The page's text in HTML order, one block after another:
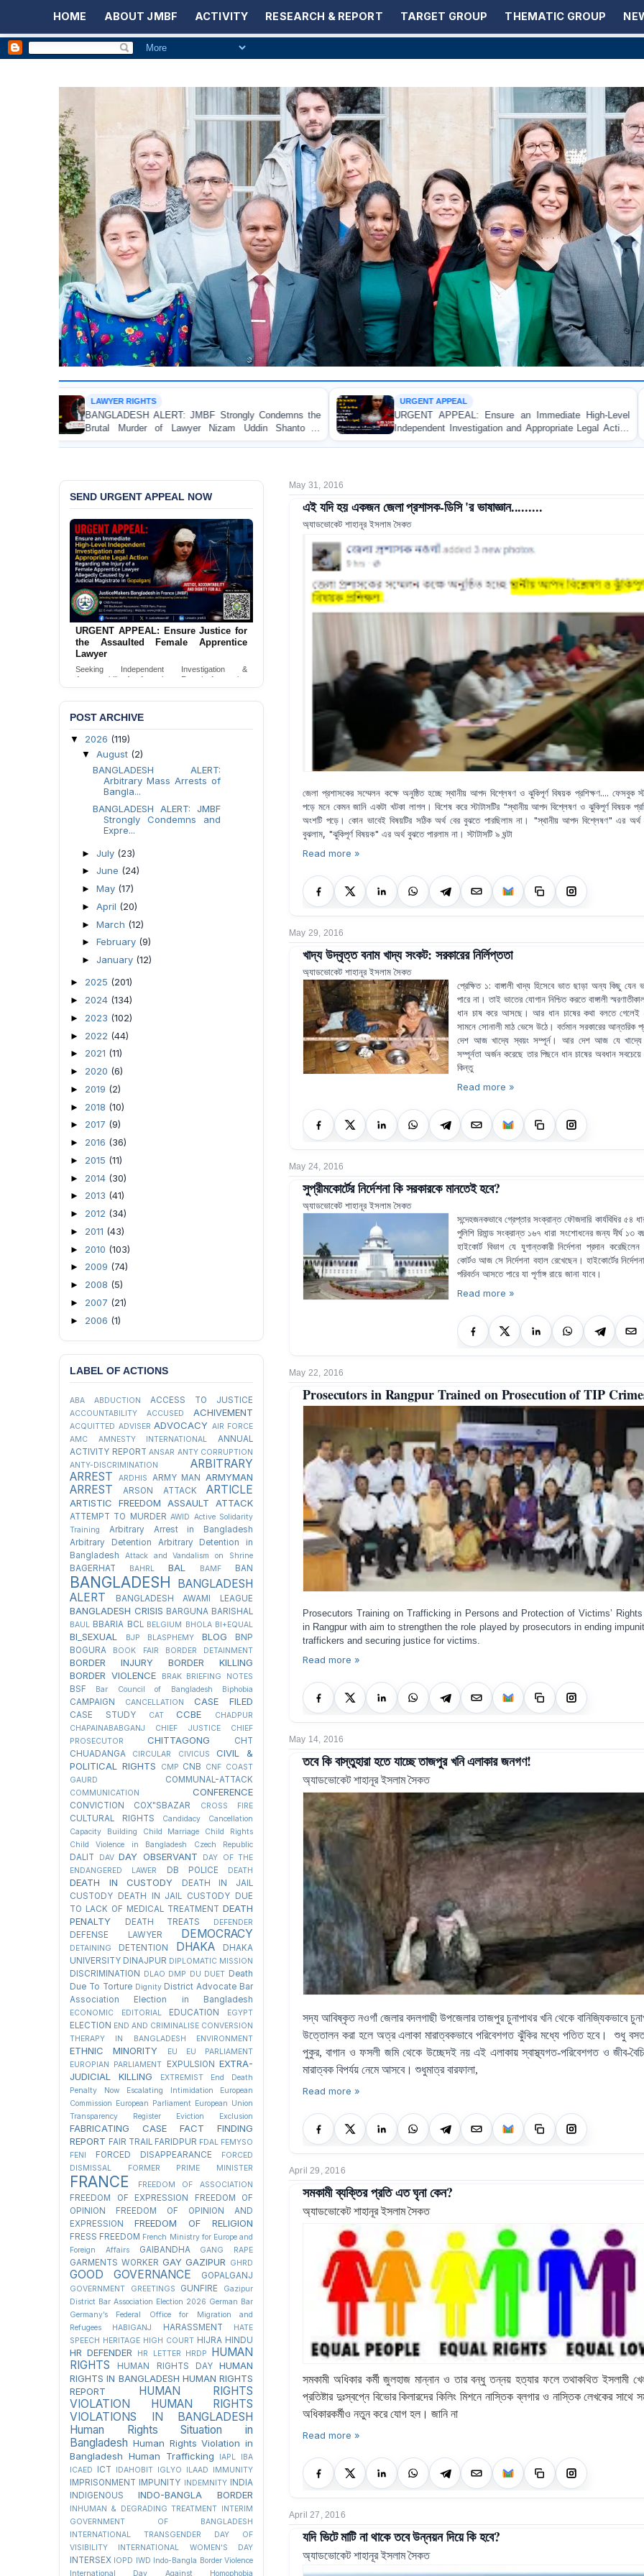
HOME ABOUT JMBF ACTIVITY RESEARCH & REPORT TARGET GROUP THEMATIC GROUP
JMBF Strongly Condemns the
Nizam Uddin Shanto in
URGENT APPEAL: Ensure an Immediate High-Level
Independent Investigation and Appropriate Legal Action
Regarding the Injury of a Female Apprentice Lawyer
URGENT APPEAL:
and Accountability for
Asad in Bogura DB Police
May 31, 2016
এই যদি হয় একজন জেলা প্রশাসক-ডিসি 'র ভাষাজ্ঞান.........
অ্যাডভোকেট শাহানূর ইসলাম সৈকত
জেলা প্রশাসকের সম্মেলন কক্ষে অনুষ্ঠিত হচ্ছে স্থানীয় আপদ বিশ্লেষণ ও ঝুকিপূর্ণ বিষয়ক প্রশিক্ষণ.... ফেসবুক
পড়ে মনে কেমন জানি একটা খটকা লাগল। বিশেষ করে স্টাটাসটির "স্থানীয় আপদ বিশ্লেষণ ও ঝুকিপূর্ণ বিষয়ক
অংশটি পড়ে। কোন ভাবেই বিষয়টির সঠিক অর্থ বের বুঝতে পারছিলাম না। "স্থানীয় আপদ বিশ্লেষণ" এর অর্থ
বুঝলাম, "ঝুকিপূর্ণ বিষয়ক" এর অর্থ বুঝতে পারলাম না। স্টাটাসটি ৯ ঘন্টা
Read more »
May 29, 2016
খাদ্য উদ্বৃত্ত বনাম খাদ্য সংকট: সরকারের নির্লিপ্ততা
অ্যাডভোকেট শাহানূর ইসলাম সৈকত
প্রেক্ষিত ১: বাঙ্গালী খাদ্য হিসেবে ভাত ছাড়া অন্য কিছু যেন
পারে না। তাই ভাতের যোগান নিশ্চিত করতে বাঙ্গালী
ধান চাষ করে আসছে। আর ধান চাষের কথা বলতে গেলেই
সামনে সোনালী মাঠ ভেসে উঠে। বর্তমান সরকারের আন্তরিক
দেশ আজ খাদ্যে স্বয়ং সম্পূর্ন। আর দেশ আজ যে খাদ্যে
সম্পূর্নতা অর্জন করেছে তার পিছনে ধান চাষের অবধান সবচেয়ে
কিন্তু
Read more »
May 24, 2016
সুপ্রীমকোর্টের নির্দেশনা কি সরকারকে মানতেই হবে?
অ্যাডভোকেট শাহানূর ইসলাম সৈকত
সন্দেহজনকভাবে গ্রেপ্তার সংক্রান্ত ফৌজদারি কার্যবিধির ৫৪
পুলিশি রিমান্ড সংক্রান্ত ১৬৭ ধারা সংশোধনের জন্য দীর্ঘ ১৩
হাইকোর্ট বিভাগ যে যুগান্তকারী নির্দেশনা প্রদান করেছিলেন
কোর্টও আজ সে নির্দেশনা বহাল রেখেছেন। হাইকোর্টের
পরিবর্তন আসতে পারে যা পূর্ণাঙ্গ রায়ে জানা যাবে।
Read more »
May 22, 2016
Prosecutors in Rangpur Trained on Prosecution of TIP
Prosecutors Training on Trafficking in Persons and Protection of Victims’
in Rangpur with aim to strengthen the role played by prosecutors in ending
traffickers and securing justice for victims.
Read more »
May 14, 2016
তবে কি বাস্তুহারা হতে যাচ্ছে তাজপুর খনি এলাকার জনগণ!
অ্যাডভোকেট শাহানূর ইসলাম সৈকত
সদ্য আবিষ্কৃত নওগাঁ জেলার বদলগাছী উপজেলার তাজপুর চুনাপাথর খনি থেকে বানিজ্যিকভাবে
উত্তোলন করা হলে অত্র এলাকা মারাত্বকভাবে পরিবেশগত ঝুঁকির মধ্যে পতিত হবে।
শুধু
পুকুর,বাগান ও ফসলী জমি থেকে উচ্ছেদই নয় এই এলাকায় স্বাস্থ্যগত-পরিবেশগত ও জীব-
মারাত্বক বিপর্যয় নেমে আসবে। শুধুমাত্র বারফালা,
Read more »
April 29, 2016
সমকামী ব্যক্তির প্রতি এত ঘৃনা কেন?
অ্যাডভোকেট শাহানূর ইসলাম সৈকত
সমকামী অধিকার কর্মী জুলহাজ মান্নান ও তার বন্ধু তন্নয় হত্যার ফলে তথাকথিত ইসলামী
প্রতিষ্টার দুঃস্বপ্নে বিভোর কিলারদের কিলিং মিশনে নাস্তিক ব্লগার ও নাস্তিক লেখকের সাথে
অধিকারকর্মীও নতুন করে যোগ হল। জানি না
Read more »
April 27, 2016
যদি ভিটে মাটি না থাকে তবে উন্নয়ন দিয়ে কি হবে?
অ্যাডভোকেট শাহানূর ইসলাম সৈকত
SEND URGENT APPEAL NOW
Immediate Action Required Regarding
the Alleged Assault on Pro-Awami
League Lawyers
Urgent Request for Investigation into the Alleged
Assault and Forcible Expulsion of Pro-Awami
League Lawyers in Dhaka, Bangladesh.
POST ARCHIVE
▼ 2026 (119)
▼ August (2)
BANGLADESH ALERT:
Arbitrary Mass Arrests of
Bangla...
BANGLADESH ALERT: JMBF
Strongly Condemns and
Expre...
► July (23)
► June (24)
► May (17)
► April (20)
► March (12)
► February (9)
► January (12)
► 2025 (201)
► 2024 (134)
► 2023 (102)
► 2022 (44)
► 2021 (11)
► 2020 (6)
► 2019 (2)
► 2018 (10)
► 2017 (9)
► 2016 (36)
► 2015 (11)
► 2014 (30)
► 2013 (41)
► 2012 (34)
► 2011 (43)
► 2010 (103)
► 2009 (74)
► 2008 (5)
► 2007 (21)
► 2006 (1)
LABEL OF ACTIONS
ABA ABDUCTION ACCESS TO JUSTICE
ACCOUNTABILITY ACCUSED ACHIVEMENT
ACQUITTED ADVISER ADVOCACY AIR FORCE
AMC
AMNESTY INTERNATIONAL
ANNUAL
ACTIVITY REPORT ANSAR ANTY CORRUPTION
ANTY-DISCRIMINATION
ARBITRARY
ARREST
ARDHIS ARMY MAN ARMYMAN
ARREST ARSON ATTACK ARTICLE
ARTISTIC FREEDOM ASSAULT ATTACK
ATTEMPT TO MURDER AWID Active Solidarity
Training
Arbitrary Arrest in Bangladesh
Arbitrary Detention
Arbitrary Detention in
Bangladesh
Attack and Vandalism on Shrine
BAGERHAT BAHRL BAL BAMF BAN
BANGLADESH
BANGLADESH
ALERT
BANGLADESH AWAMI LEAGUE
BANGLADESH CRISIS BARGUNA BARISHAL
BAUL BBARIA BCL BELGIUM BHOLA BI+EQUAL
BI_SEXUAL BJP BLASPHEMY BLOG
BNP
BOGURA
BOOK FAIR BORDER DETAINMENT
BORDER INJURY
BORDER KILLING
BORDER VIOLENCE
BRAK BRIEFING NOTES
BSF Bar Council of Bangladesh Biphobia
CAMPAIGN CANCELLATION CASE FILED
CASE STUDY CAT CCBE
CHADPUR
CHAPAINABABGANJ
CHIEF JUSTICE
CHIEF
PROSECUTOR
CHITTAGONG
CHT
CHUADANGA
CIRCULAR CIVICUS
CIVIL &
POLITICAL RIGHTS
CMP CNB CNF COAST
GAURD
COMMUNAL-ATTACK
COMMUNICATION CONFERENCE
CONVICTION COX"SBAZAR CROSS FIRE
CULTURAL RIGHTS
Candidacy Cancellation
Capacity Building
Child Marriage
Child Rights
Child Violence in Bangladesh
Czech Republic
DALIT DAV DAY OBSERVANT
DAY OF THE
ENDANGERED LAWER
DB POLICE DEATH
DEATH IN CUSTODY
DEATH IN JAIL
CUSTODY
DEATH IN JAIL CUSTODY DUE
TO LACK OF MEDICAL TREATMENT DEATH
PENALTY
DEATH TREATS DEFENDER
DEFENSE LAWYER DEMOCRACY
DETAINING DETENTION DHAKA
DHAKA
UNIVERSITY DINAJPUR DIPLOMATIC MISSION
DISCRIMINATION DLAO DMP DU DUET Death
Due To Torture Dignity District Advocate Bar
Association Election in Bangladesh
ECONOMIC EDITORIAL EDUCATION EGYPT
ELECTION END AND CRIMINALISE CONVERSION
THERAPY IN BANGLADESH
ENVIRONMENT
ETHNIC MINORITY EU
EU PARLIAMENT
EUROPIAN PARLIAMENT
EXPULSION EXTRA-
JUDICIAL KILLING
EXTREMIST
End Death
Penalty Now
Escalating Intimidation
European
Commission European Parliament European Union
Transparency Register
Eviction Exclusion
FABRICATING CASE
FACT FINDING
REPORT FAIR TRAIL FARIDPUR FDAL FEMYSO
FENI
FORCED DISAPPEARANCE
FORCED
DISMISSAL
FORMER PRIME MINISTER
FRANCE FREEDOM OF ASSOCIATION
FREEDOM OF EXPRESSION
FREEDOM OF
OPINION
FREEDOM OF OPINION AND
EXPRESSION
FREEDOM OF RELIGION
FRESS FREEDOM French Ministry for Europe and
Foreign Affairs
GAIBANDHA GANG RAPE
GARMENTS WORKER GAY GAZIPUR GHRD
GOOD GOVERNANCE GOPALGANJ
GOVERNMENT GREETINGS GUNFIRE
Gazipur
District Bar Association Election 2026 German Bar
Germany’s Federal Office for Migration and
Refugees
HABIGANJ HARASSMENT
HATE
SPEECH HERITAGE HIGH COURT HIJRA HINDU
HR DEFENDER HR LETTER HRDP
HUMAN
RIGHTS
HUMAN RIGHTS DAY
HUMAN
RIGHTS IN BANGLADESH HUMAN RIGHTS
REPORT
HUMAN RIGHTS
VIOLATION
HUMAN RIGHTS
VIOLATIONS IN BANGLADESH
Human Rights Situation in
Bangladesh Human Rights Violation in
Bangladesh Human Trafficking IAPL
IBA
ICAED
ICT IDAHOBIT IGLYO ILAAD IMMUNITY
IMPRISONMENT IMPUNITY INDEMNITY
INDIA
INDIGENOUS
INDO-BANGLA BORDER
INHUMAN & DEGRADING TREATMENT INTERIM
GOVERNMENT OF BANGLADESH
INTERNATIONAL TRANSGENDER DAY OF
VISIBILITY
INTERNATIONAL WOMEN'S DAY
INTERSEX IOPD IWD Indo-Bangla Border Violence
International Day Against Homophobia